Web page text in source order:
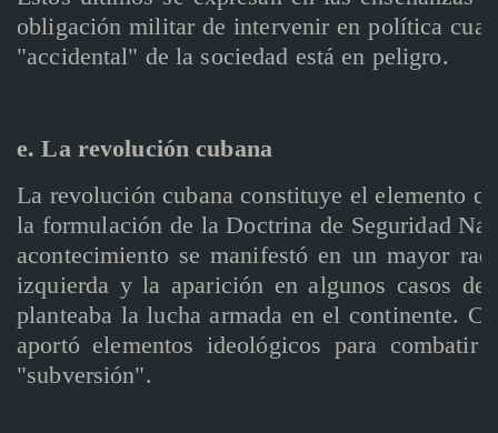
obligación militar de intervenir en política
"accidental" de la sociedad está en peligro.
e. La revolución cubana
La revolución cubana constituye el elemento
la formulación de la Doctrina de Seguridad
acontecimiento se manifestó en un mayor
izquierda y la aparición en algunos casos
planteaba la lucha armada en el continente.
aportó elementos ideológicos para
"subversión".